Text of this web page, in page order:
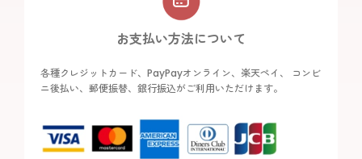
お支払い方法について
各種クレジットカード、PayPayオンライン、楽天ペイ、 コンビ
ニ後払い、郵便振替、銀行振込がご利用いただけます。